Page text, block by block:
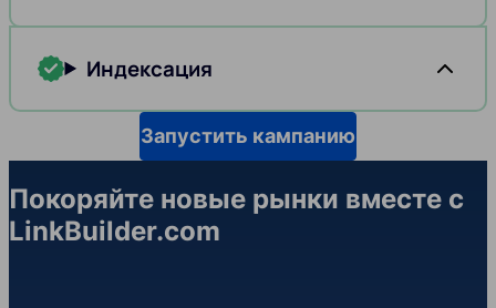
Индексация
Запустить кампанию
Покоряйте новые рынки вместе с
LinkBuilder.com